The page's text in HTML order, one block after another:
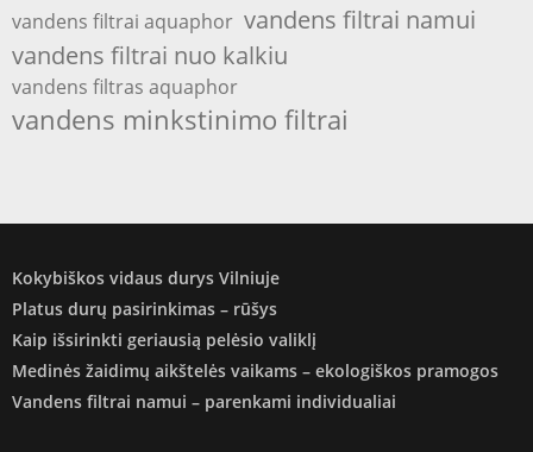
vandens filtrai aquaphor vandens filtrai namui
vandens filtrai nuo kalkiu
vandens filtras aquaphor
vandens minkstinimo filtrai
Kokybiškos vidaus durys Vilniuje
Platus durų pasirinkimas – rūšys
Kaip išsirinkti geriausią pelėsio valiklį
Medinės žaidimų aikštelės vaikams – ekologiškos pramogos
Vandens filtrai namui – parenkami individualiai